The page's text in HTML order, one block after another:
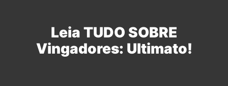
Leia TUDO SOBRE
Vingadores: Ultimato!